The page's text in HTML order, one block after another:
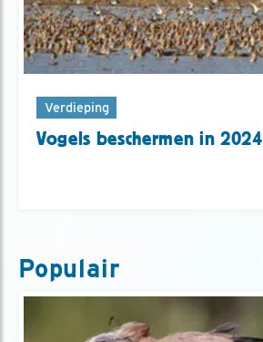
Verdieping
Vogels beschermen in 2024
Populair